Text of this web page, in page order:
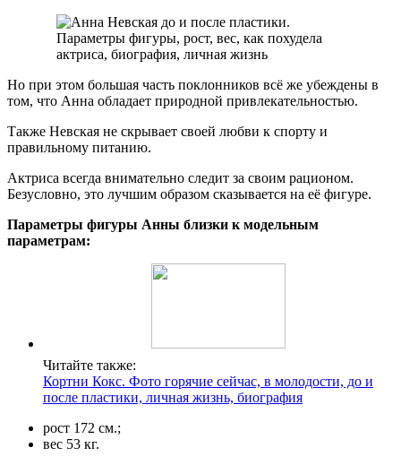
Но при этом большая часть поклонников всё же убеждены в
том, что Анна обладает природной привлекательностью.
Также Невская не скрывает своей любви к спорту и
правильному питанию.
Актриса всегда внимательно следит за своим рационом.
Безусловно, это лучшим образом сказывается на её фигуре.
Параметры фигуры Анны близки к модельным
параметрам:
Читайте также:
Кортни Кокс. Фото горячие сейчас, в молодости, до и
после пластики, личная жизнь, биография
рост 172 см.;
вес 53 кг.